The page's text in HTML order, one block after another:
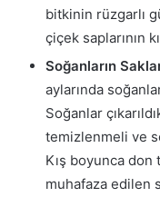
bitkinin rüzgarlı
çiçek saplarının
Soğanların
aylarında
Soğanlar
temizlenmeli ve
Kış boyunca
muhafaza edilen